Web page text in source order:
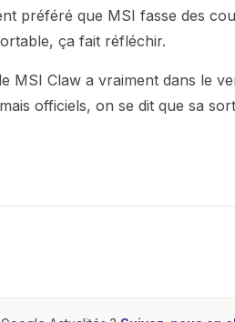
préféré que MSI fasse des
ça fait réfléchir.
MSI Claw a vraiment dans le
officiels, on se dit que sa